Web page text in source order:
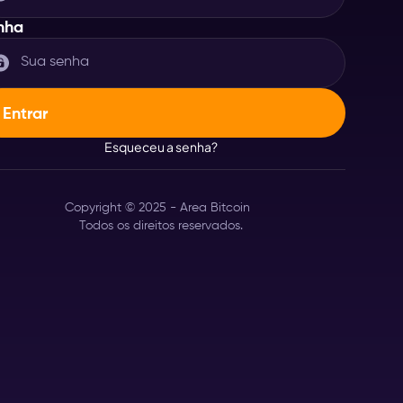
Esqueceu a senha?
Copyright © 2025 - Area Bitcoin
Todos os direitos reservados.